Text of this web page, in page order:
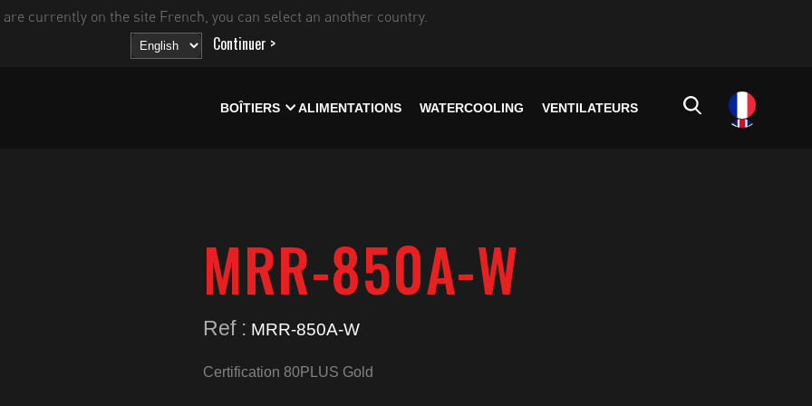
are currently on the site French, you can select an another country.
Continuer >
BOÎTIERS ALIMENTATIONS WATERCOOLING VENTILATEURS
MRR-850A-W
Ref : MRR-850A-W
Certification 80PLUS Gold